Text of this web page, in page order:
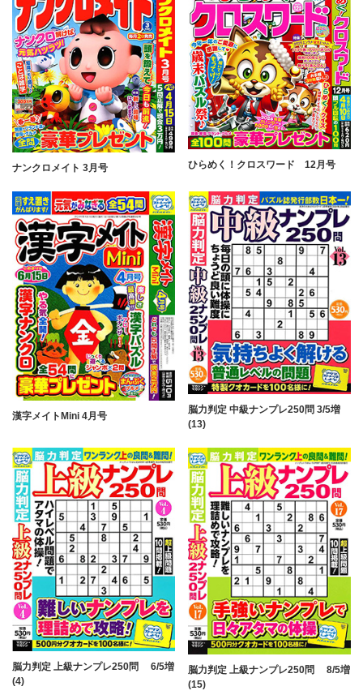
ナンクロメイト 3月号 ひらめく！クロスワード 12月号
漢字メイトMini 4月号
脳力判定 中級ナンプレ250問 3/5増
(13)
脳力判定 上級ナンプレ250問 6/5増
(4)
脳力判定 上級ナンプレ250問 8/5増
(15)